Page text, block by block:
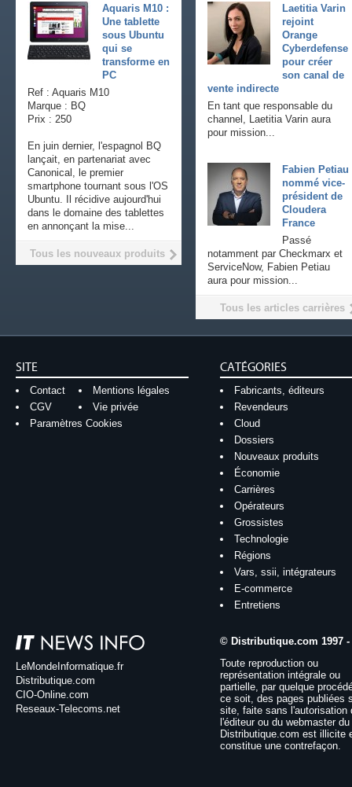
Laetitia Varin
rejoint
Orange
Cyberdefense
pour créer
son canal de
vente indirecte
En tant que responsable du
channel, Laetitia Varin aura
pour mission...
Fabien Petiau
nommé vice-
président de
Cloudera
France
Passé
notamment par Checkmarx et
ServiceNow, Fabien Petiau
aura pour mission...
Tous les articles carrières
Aquaris M10 :
Une tablette
sous Ubuntu
qui se
transforme en
PC
Ref : Aquaris M10
Marque : BQ
Prix : 250
En juin dernier, l'espagnol BQ
lançait, en partenariat avec
Canonical, le premier
smartphone tournant sous l'OS
Ubuntu. Il récidive aujourd'hui
dans le domaine des tablettes
en annonçant la mise...
Tous les nouveaux produits
SITE
Contact
Mentions légales
CGV
Vie privée
Paramètres Cookies
CATÉGORIES
Fabricants, éditeurs
Revendeurs
Cloud
Dossiers
Nouveaux produits
Économie
Carrières
Opérateurs
Grossistes
Technologie
Régions
Vars, ssii, intégrateurs
E-commerce
Entretiens
LeMondeInformatique.fr
Distributique.com
CIO-Online.com
Reseaux-Telecoms.net
© Distributique.com 1997 -
Toute reproduction ou
représentation intégrale ou
partielle, par quelque
ce soit, des pages publiées
site, faite sans l'autorisation
l'éditeur ou du webmaster
Distributique.com est illicite
constitue une contrefaçon.